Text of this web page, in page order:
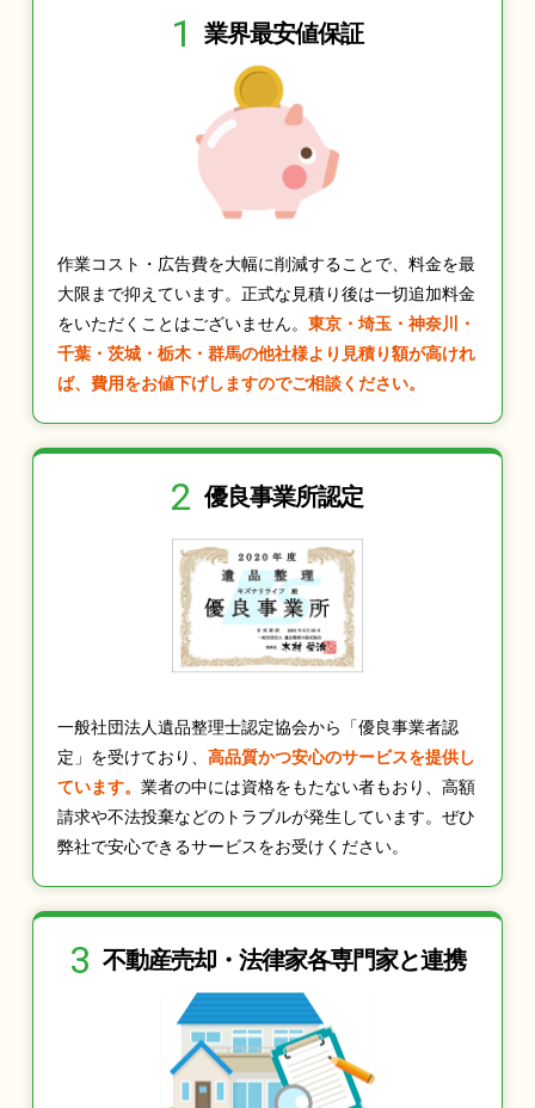
1 業界最安値保証
作業コスト・広告費を大幅に削減することで、料金を最
大限まで抑えています。正式な見積り後は一切追加料金
をいただくことはございません。 東京・埼玉・神奈川・
千葉・茨城・栃木・群馬の他社様より見積り額が高けれ
ば、費用をお値下げしますのでご相談ください。
2 優良事業所認定
一般社団法人遺品整理士認定協会から「優良事業者認
定」を受けており、 高品質かつ安心のサービスを提供し
ています。 業者の中には資格をもたない者もおり、高額
請求や不法投棄などのトラブルが発生しています。ぜひ
弊社で安心できるサービスをお受けください。
3 不動産売却・法律家各専門家と連携